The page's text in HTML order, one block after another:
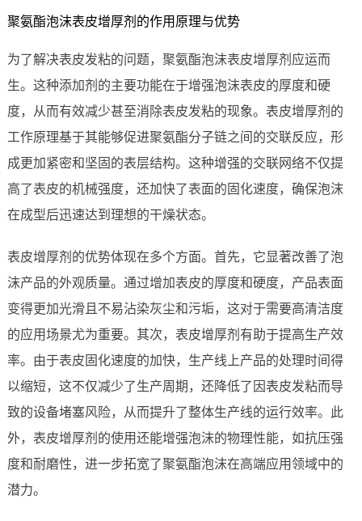
聚氨酯泡沫表皮增厚剂的作用原理与优势
为了解决表皮发粘的问题，聚氨酯泡沫表皮增厚剂应运而
生。这种添加剂的主要功能在于增强泡沫表皮的厚度和硬
度，从而有效减少甚至消除表皮发粘的现象。表皮增厚剂的
工作原理基于其能够促进聚氨酯分子链之间的交联反应，形
成更加紧密和坚固的表层结构。这种增强的交联网络不仅提
高了表皮的机械强度，还加快了表面的固化速度，确保泡沫
在成型后迅速达到理想的干燥状态。
表皮增厚剂的优势体现在多个方面。首先，它显著改善了泡
沫产品的外观质量。通过增加表皮的厚度和硬度，产品表面
变得更加光滑且不易沾染灰尘和污垢，这对于需要高清洁度
的应用场景尤为重要。其次，表皮增厚剂有助于提高生产效
率。由于表皮固化速度的加快，生产线上产品的处理时间得
以缩短，这不仅减少了生产周期，还降低了因表皮发粘而导
致的设备堵塞风险，从而提升了整体生产线的运行效率。此
外，表皮增厚剂的使用还能增强泡沫的物理性能，如抗压强
度和耐磨性，进一步拓宽了聚氨酯泡沫在高端应用领域中的
潜力。